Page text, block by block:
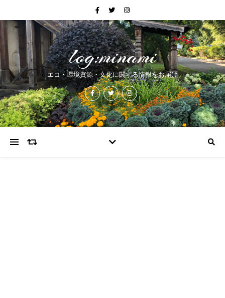
log:minami
エコ・環境資源・文化に関する情報をお届け